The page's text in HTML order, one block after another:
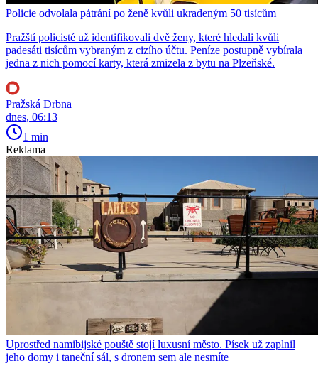
Policie odvolala pátrání po ženě kvůli ukradeným 50 tisícům
Pražští policisté už identifikovali dvě ženy, které hledali kvůli
padesáti tisícům vybraným z cizího účtu. Peníze postupně vybírala
jedna z nich pomocí karty, která zmizela z bytu na Plzeňské.
Pražská Drbna
dnes, 06:13
1 min
Reklama
Uprostřed namibijské pouště stojí luxusní město. Písek už zaplnil
jeho domy i taneční sál, s dronem sem ale nesmíte